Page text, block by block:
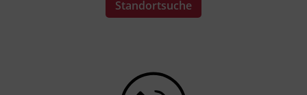
Standortsuche